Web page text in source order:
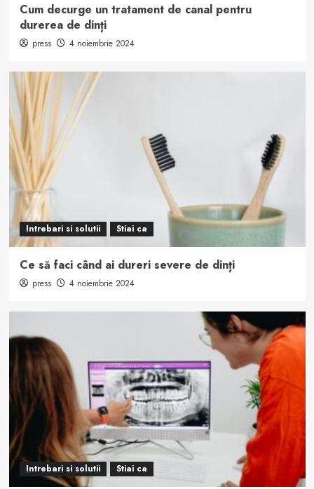
Cum decurge un tratament de canal pentru
durerea de dinți
press 4 noiembrie 2024
Intrebari si solutii Stiai ca
Ce să faci când ai dureri severe de dinți
press 4 noiembrie 2024
Intrebari si solutii Stiai ca